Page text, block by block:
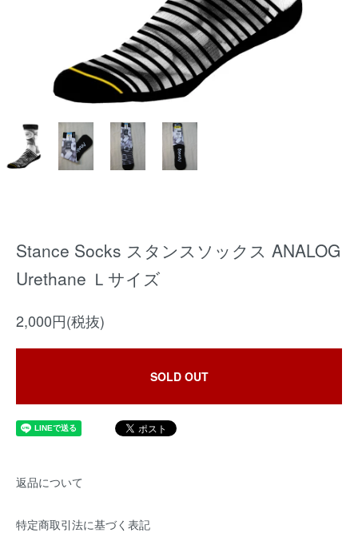
Stance Socks スタンスソックス ANALOG
Urethane Ｌサイズ
2,000円(税抜)
SOLD OUT
返品について
特定商取引法に基づく表記